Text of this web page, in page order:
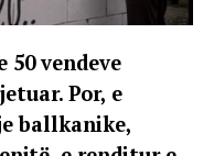
50 vendeve
Por, e
ballkanike,